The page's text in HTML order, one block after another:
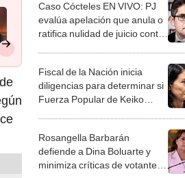
Caso Cócteles EN VIVO: PJ
evalúa apelación que anula o
ratifica nulidad de juicio contra
Fiscal de la Nación inicia
diligencias para determinar si
Fuerza Popular de Keiko
Rosangella Barbarán
defiende a Dina Boluarte y
minimiza críticas de votantes: